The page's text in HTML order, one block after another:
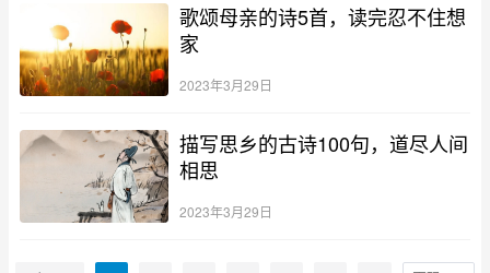
歌颂母亲的诗5首，读完忍不住想
家
2023年3月29日
描写思乡的古诗100句，道尽人间
相思
2023年3月29日